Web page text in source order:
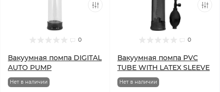
0
Вакуумная помпа DIGITAL
AUTO PUMP
Нет в наличии
0
Вакуумная помпа PVC
TUBE WITH LATEX SLEEVE
Нет в наличии